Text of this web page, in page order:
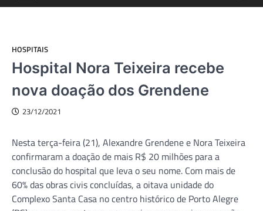
HOSPITAIS
Hospital Nora Teixeira recebe
nova doação dos Grendene
23/12/2021
Nesta terça-feira (21), Alexandre Grendene e Nora Teixeira
confirmaram a doação de mais R$ 20 milhões para a
conclusão do hospital que leva o seu nome. Com mais de
60% das obras civis concluídas, a oitava unidade do
Complexo Santa Casa no centro histórico de Porto Alegre